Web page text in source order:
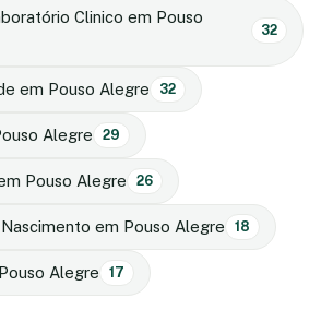
Clinico em Pouso
32
em Pouso Alegre 32
Alegre 29
Pouso Alegre 26
em Pouso Alegre 18
Alegre 17